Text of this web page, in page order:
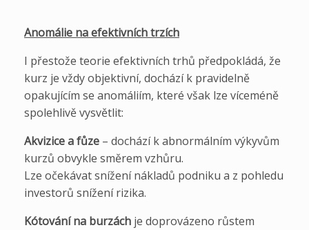
Anomálie na efektivních trzích
I přestože teorie efektivních trhů předpokládá, že
kurz je vždy objektivní, dochází k pravidelně
opakujícím se anomáliím, které však lze víceméně
spolehlivě vysvětlit:
Akvizice a fůze – dochází k abnormálním výkyvům
kurzů obvykle směrem vzhůru.
Lze očekávat snížení nákladů podniku a z pohledu
investorů snížení rizika.
Kótování na burzách je doprovázeno růstem